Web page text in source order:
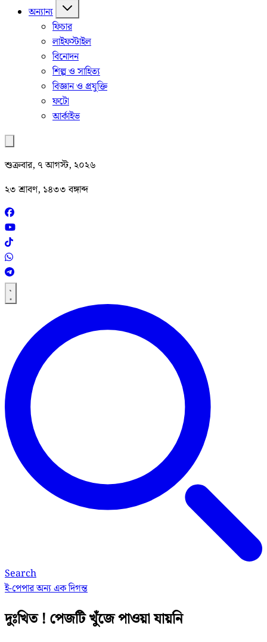
অন্যান্য
ফিচার
লাইফস্টাইল
বিনোদন
শিল্প ও সাহিত্য
বিজ্ঞান ও প্রযুক্তি
ফটো
আর্কাইভ
শুক্রবার, ৭ আগস্ট, ২০২৬
২৩ শ্রাবণ, ১৪৩৩ বঙ্গাব্দ
Search
ই-পেপারঅন্য এক দিগন্ত
দুঃখিত ! পেজটি খুঁজে পাওয়া যায়নি